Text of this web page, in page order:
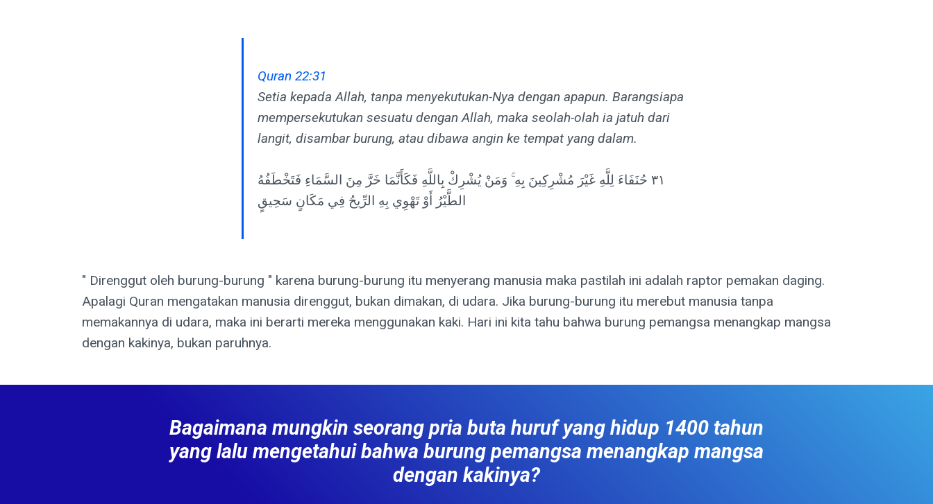
Quran 22:31
Setia kepada Allah, tanpa menyekutukan-Nya dengan apapun. Barangsiapa
mempersekutukan sesuatu dengan Allah, maka seolah-olah ia jatuh dari
langit, disambar burung, atau dibawa angin ke tempat yang dalam.
٣١ حُنَفَاءَ لِلَّهِ غَيْرَ مُشْرِكِينَ بِهِ ۚ وَمَنْ يُشْرِكْ بِاللَّهِ فَكَأَنَّمَا خَرَّ مِنَ السَّمَاءِ فَتَخْطَفُهُ
الطَّيْرُ أَوْ تَهْوِي بِهِ الرِّيحُ فِي مَكَانٍ سَحِيقٍ
" Direnggut oleh burung-burung " karena burung-burung itu menyerang manusia maka pastilah ini adalah raptor pemakan daging.
Apalagi Quran mengatakan manusia direnggut, bukan dimakan, di udara. Jika burung-burung itu merebut manusia tanpa
memakannya di udara, maka ini berarti mereka menggunakan kaki. Hari ini kita tahu bahwa burung pemangsa menangkap mangsa
dengan kakinya, bukan paruhnya.
Bagaimana mungkin seorang pria buta huruf yang hidup 1400 tahun
yang lalu mengetahui bahwa burung pemangsa menangkap mangsa
dengan kakinya?